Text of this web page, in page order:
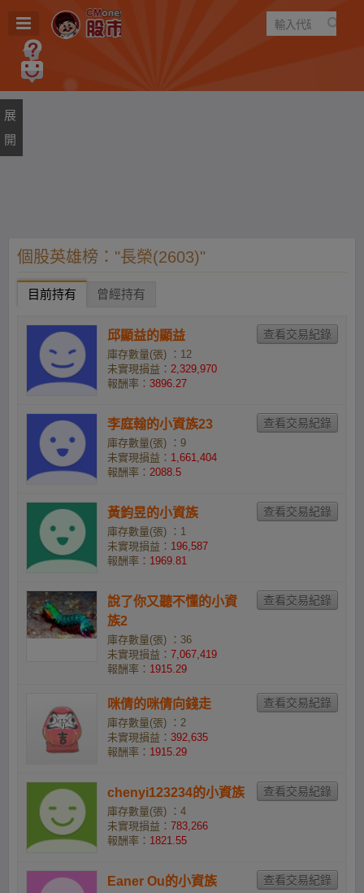
遊戲
個股英雄榜："長榮(2603)"
目前持有 曾經持有
邱顯益的顯益
庫存數量(張) ：12
未實現損益： 2,329,970
報酬率： 3896.27
李庭翰的小資族23
庫存數量(張) ：9
未實現損益： 1,661,404
報酬率： 2088.5
黃鈞昱的小資族
庫存數量(張) ：1
未實現損益： 196,587
報酬率： 1969.81
說了你又聽不懂的小資
族2
庫存數量(張) ：36
未實現損益： 7,067,419
報酬率： 1915.29
咪倩的咪倩向錢走
庫存數量(張) ：2
未實現損益： 392,635
報酬率： 1915.29
chenyi123234的小資族
庫存數量(張) ：4
未實現損益： 783,266
報酬率： 1821.55
Eaner Ou的小資族